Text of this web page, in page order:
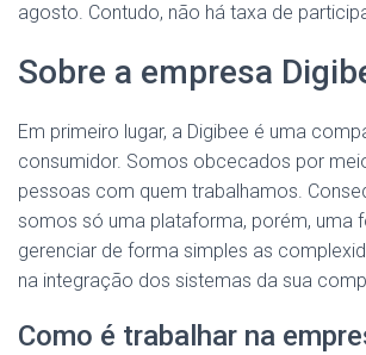
agosto. Contudo, não há taxa de
Sobre a empresa
Em primeiro lugar, a Digibee é uma
consumidor. Somos obcecados por
pessoas com quem trabalhamos.
somos só uma plataforma, porém, uma
gerenciar de forma simples as
na integração dos sistemas da sua
Como é trabalhar na